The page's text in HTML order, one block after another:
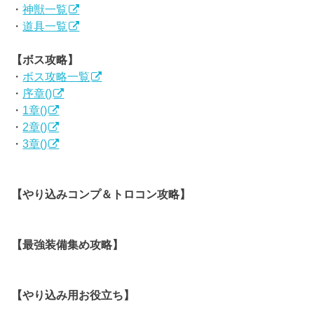
・神獣一覧
・道具一覧
【ボス攻略】
・ ボス攻略一覧
・ 序章()
・ 1章()
・ 2章()
・3章()
【やり込みコンプ＆トロコン攻略】
【最強装備集め攻略】
【やり込み用お役立ち】